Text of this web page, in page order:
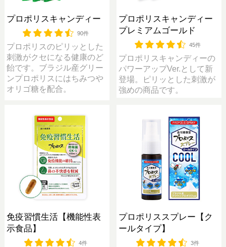
プロポリスキャンディー
90件
プロポリスのピリッとした
刺激がクセになる健康のど
飴です。ブラジル産グリー
ンプロポリスにはちみつや
オリゴ糖を配合。
プロポリスキャンディー
プレミアムゴールド
45件
プロポリスキャンディーの
パワーアップVer.として新
登場。ピリッとした刺激が
強めの商品です。
免疫習慣生活【機能性表
示食品】
4件
プロポリススプレー【ク
ールタイプ】
3件